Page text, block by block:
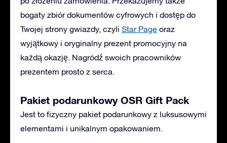
bogaty zbiór dokumentów cyfrowych i dostęp do
Twojej strony gwiazdy, czyli Star Page oraz
wyjątkowy i oryginalny prezent promocyjny na
każdą okazję. Nagródź swoich pracowników
prezentem prosto z serca.
Pakiet podarunkowy OSR Gift Pack
Jest to fizyczny pakiet podarunkowy z luksusowymi
elementami i unikalnym opakowaniem.